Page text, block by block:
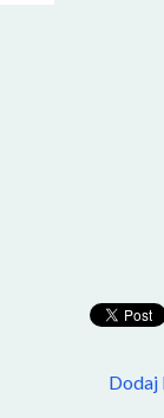
Dodaj